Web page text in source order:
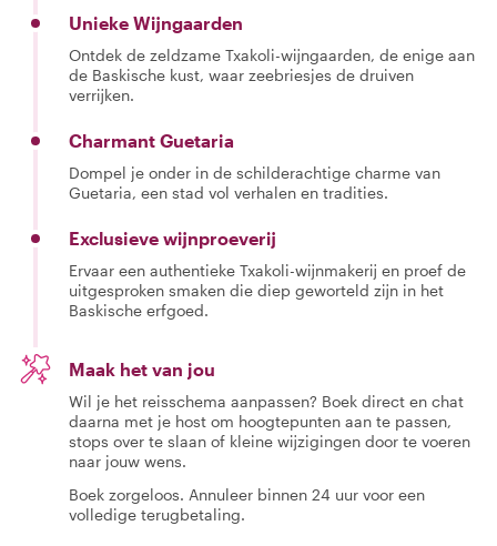
Unieke Wijngaarden
Ontdek de zeldzame Txakoli-wijngaarden, de enige aan
de Baskische kust, waar zeebriesjes de druiven
verrijken.
Charmant Guetaria
Dompel je onder in de schilderachtige charme van
Guetaria, een stad vol verhalen en tradities.
Exclusieve wijnproeverij
Ervaar een authentieke Txakoli-wijnmakerij en proef de
uitgesproken smaken die diep geworteld zijn in het
Baskische erfgoed.
Maak het van jou
Wil je het reisschema aanpassen? Boek direct en chat
daarna met je host om hoogtepunten aan te passen,
stops over te slaan of kleine wijzigingen door te voeren
naar jouw wens.
Boek zorgeloos. Annuleer binnen 24 uur voor een
volledige terugbetaling.